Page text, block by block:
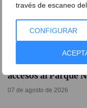
través de escaneo
CONFIGURAR
Nuevos
accesos al Parque
07 de agosto de 2026